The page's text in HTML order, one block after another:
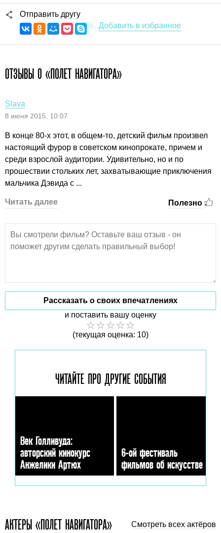
Отправить другу
ОТЗЫВЫ О «ПОЛЕТ НАВИГАТОРА»
Slava
8 июня 2015, 10:07
В конце 80-х этот, в общем-то, детский фильм произвел
настоящий фурор в советском кинопрокате, причем и
среди взрослой аудитории. Удивительно, но и по
прошествии стольких лет, захватывающие приключения
мальчика Дэвида с ...
Читать далее Полезно
Рассказать о своих впечатлениях
и поставить вашу оценку
(текущая оценка: 10)
ЧИТАЙТЕ ПРО ДРУГИЕ СОБЫТИЯ
Век Голливуда:
авторский кинокурс
Анжелики Артюх
6-ой фестиваль
фильмов об искусстве
АКТЕРЫ «ПОЛЕТ НАВИГАТОРА» Смотреть всех актёров